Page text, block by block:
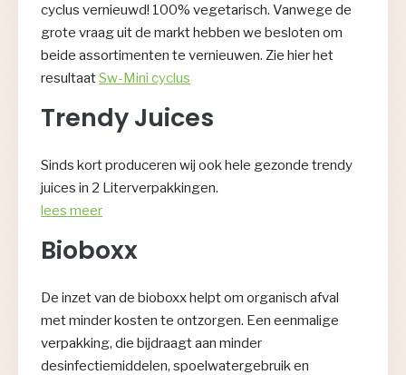
cyclus vernieuwd! 100% vegetarisch. Vanwege de
grote vraag uit de markt hebben we besloten om
beide assortimenten te vernieuwen. Zie hier het
resultaatSw-Mini cyclus
Trendy Juices
Sinds kort produceren wij ook hele gezonde trendy
juices in 2 Literverpakkingen.
lees meer
Bioboxx
De inzet van de bioboxx helpt om organisch afval
met minder kosten te ontzorgen. Een eenmalige
verpakking, die bijdraagt aan minder
desinfectiemiddelen, spoelwatergebruik en